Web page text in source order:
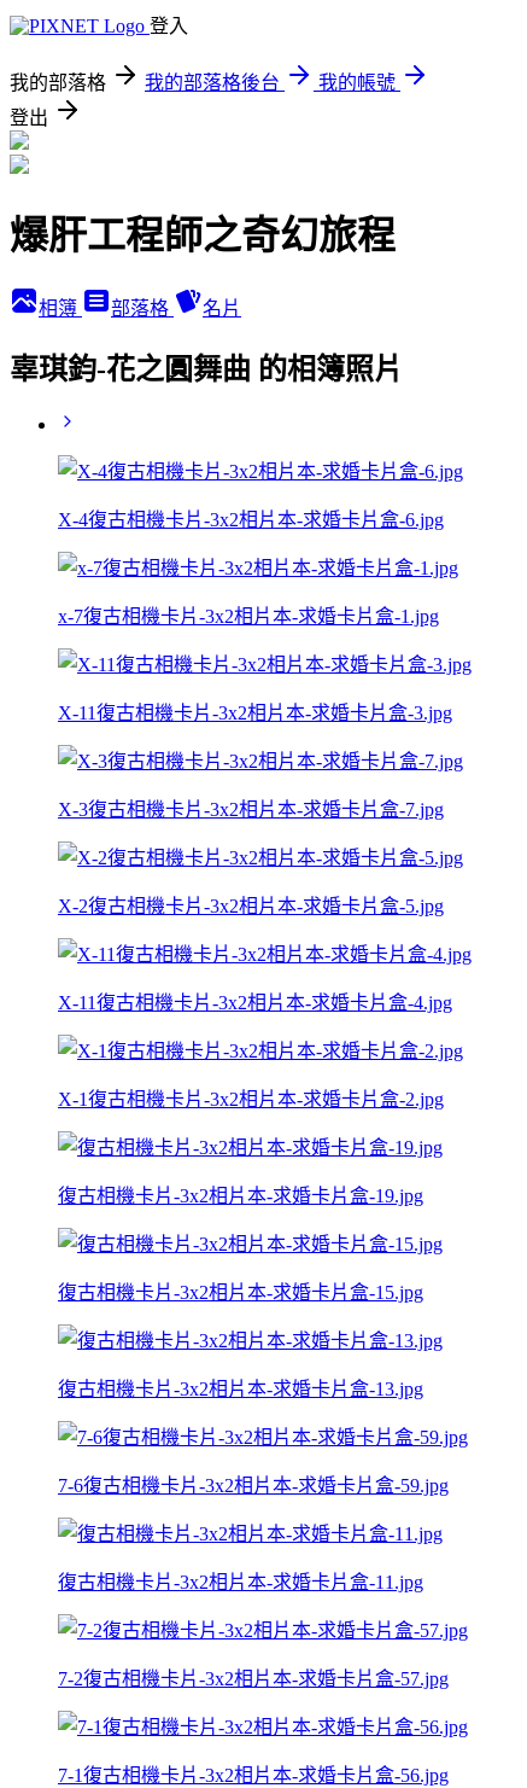
登入
我的部落格 我的部落格後台
我的帳號
登出
爆肝工程師之奇幻旅程
相簿 部落格 名片
辜琪鈞-花之圓舞曲 的相簿照片
X-4復古相機卡片-3x2相片本-求婚卡片盒-6.jpg
x-7復古相機卡片-3x2相片本-求婚卡片盒-1.jpg
X-11復古相機卡片-3x2相片本-求婚卡片盒-3.jpg
X-3復古相機卡片-3x2相片本-求婚卡片盒-7.jpg
X-2復古相機卡片-3x2相片本-求婚卡片盒-5.jpg
X-11復古相機卡片-3x2相片本-求婚卡片盒-4.jpg
X-1復古相機卡片-3x2相片本-求婚卡片盒-2.jpg
復古相機卡片-3x2相片本-求婚卡片盒-19.jpg
復古相機卡片-3x2相片本-求婚卡片盒-15.jpg
復古相機卡片-3x2相片本-求婚卡片盒-13.jpg
7-6復古相機卡片-3x2相片本-求婚卡片盒-59.jpg
復古相機卡片-3x2相片本-求婚卡片盒-11.jpg
7-2復古相機卡片-3x2相片本-求婚卡片盒-57.jpg
7-1復古相機卡片-3x2相片本-求婚卡片盒-56.jpg